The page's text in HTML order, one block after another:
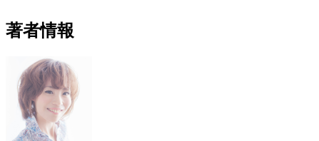
著者情報